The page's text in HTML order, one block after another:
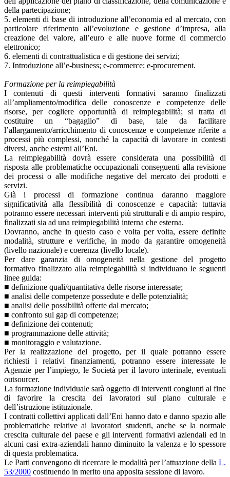
della partecipazione;
5. elementi di base di introduzione all’economia ed al mercato, con
particolare riferimento all’evoluzione e gestione d’impresa, alla
creazione del valore, all’euro e alle nuove forme di commercio
elettronico;
6. elementi di contrattualistica e di gestione dei servizi;
7. Introduzione all’e-business; e-commerce; e-procurement.
Formazione per la reimpiegabilità
I contenuti di questi interventi formativi saranno finalizzati
all’ampliamento/modifica delle conoscenze e competenze delle
risorse, per cogliere opportunità di reimpiegabilità; si tratta di
costituire un “bagaglio” di base, tale da facilitare
l’allargamento/arricchimento di conoscenze e competenze riferite a
processi più complessi, nonché la capacità di lavorare in contesti
diversi, anche esterni all’Eni.
La reimpiegabilità dovrà essere considerata una possibilità di
risposta alle problematiche occupazionali conseguenti alla revisione
dei processi o alle modifiche negative del mercato dei prodotti e
servizi.
Già i processi di formazione continua daranno maggiore
significatività alla flessibilità di conoscenze e capacità: tuttavia
potranno essere necessari interventi più strutturali e di ampio respiro,
finalizzati sia ad una reimpiegabilità interna che esterna.
Dovranno, anche in questo caso e volta per volta, essere definite
modalità, strutture e verifiche, in modo da garantire omogeneità
(livello nazionale) e coerenza (livello locale).
Per dare garanzia di omogeneità nella gestione del progetto
formativo finalizzato alla reimpiegabilità si individuano le seguenti
linee guida:
■ definizione quali/quantitativa delle risorse interessate;
■ analisi delle competenze possedute e delle potenzialità;
■ analisi delle possibilità offerte dal mercato;
■ confronto sul gap di competenze;
■ definizione dei contenuti;
■ programmazione delle attività;
■ monitoraggio e valutazione.
Per la realizzazione del progetto, per il quale potranno essere
richiesti i relativi finanziamenti, potranno essere interessate le
Agenzie per l’impiego, le Società per il lavoro interinale, eventuali
outsourcer.
La formazione individuale sarà oggetto di interventi congiunti al fine
di favorire la crescita dei lavoratori sul piano culturale e
dell’istruzione istituzionale.
I contratti collettivi applicati dall’Eni hanno dato e danno spazio alle
problematiche relative ai lavoratori studenti, anche se la normale
crescita culturale del paese e gli interventi formativi aziendali ed in
alcuni casi extra-aziendali hanno diminuito la valenza e lo spessore
di questa problematica.
Le Parti convengono di ricercare le modalità per l’attuazione della L.
53/2000 costituendo in merito una apposita sessione di lavoro.